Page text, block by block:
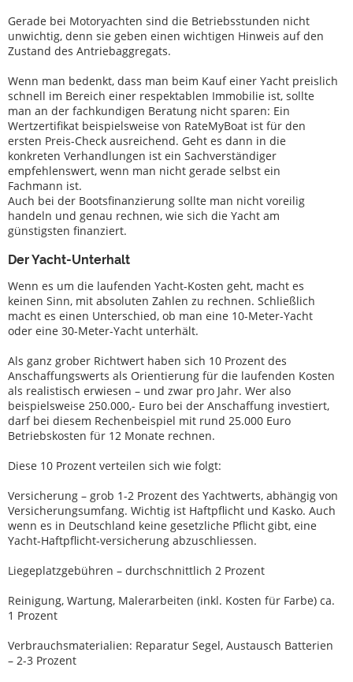
Gerade bei Motoryachten sind die Betriebsstunden nicht
unwichtig, denn sie geben einen wichtigen Hinweis auf den
Zustand des Antriebaggregats.
Wenn man bedenkt, dass man beim Kauf einer Yacht preislich
schnell im Bereich einer respektablen Immobilie ist, sollte
man an der fachkundigen Beratung nicht sparen: Ein
Wertzertifikat beispielsweise von RateMyBoat ist für den
ersten Preis-Check ausreichend. Geht es dann in die
konkreten Verhandlungen ist ein Sachverständiger
empfehlenswert, wenn man nicht gerade selbst ein
Fachmann ist.
Auch bei der Bootsfinanzierung sollte man nicht voreilig
handeln und genau rechnen, wie sich die Yacht am
günstigsten finanziert.
Der Yacht-Unterhalt
Wenn es um die laufenden Yacht-Kosten geht, macht es
keinen Sinn, mit absoluten Zahlen zu rechnen. Schließlich
macht es einen Unterschied, ob man eine 10-Meter-Yacht
oder eine 30-Meter-Yacht unterhält.
Als ganz grober Richtwert haben sich 10 Prozent des
Anschaffungswerts als Orientierung für die laufenden Kosten
als realistisch erwiesen – und zwar pro Jahr. Wer also
beispielsweise 250.000,- Euro bei der Anschaffung investiert,
darf bei diesem Rechenbeispiel mit rund 25.000 Euro
Betriebskosten für 12 Monate rechnen.
Diese 10 Prozent verteilen sich wie folgt:
Versicherung – grob 1-2 Prozent des Yachtwerts, abhängig von
Versicherungsumfang. Wichtig ist Haftpflicht und Kasko. Auch
wenn es in Deutschland keine gesetzliche Pflicht gibt, eine
Yacht-Haftpflicht-versicherung abzuschliessen.
Liegeplatzgebühren – durchschnittlich 2 Prozent
Reinigung, Wartung, Malerarbeiten (inkl. Kosten für Farbe) ca.
1 Prozent
Verbrauchsmaterialien: Reparatur Segel, Austausch Batterien
– 2-3 Prozent